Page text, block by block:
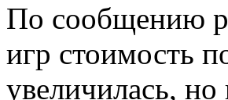
По сообщению
игр стоимость
увеличилась, но